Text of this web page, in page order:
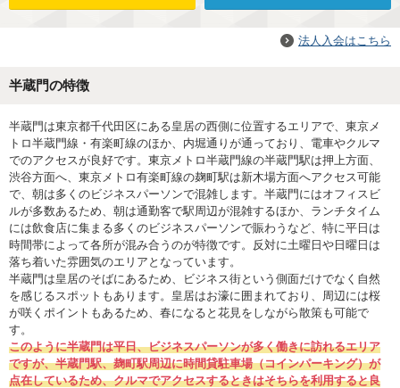
法人入会はこちら
半蔵門の特徴
半蔵門は東京都千代田区にある皇居の西側に位置するエリアで、東京メ
トロ半蔵門線・有楽町線のほか、内堀通りが通っており、電車やクルマ
でのアクセスが良好です。東京メトロ半蔵門線の半蔵門駅は押上方面、
渋谷方面へ、東京メトロ有楽町線の麹町駅は新木場方面へアクセス可能
で、朝は多くのビジネスパーソンで混雑します。半蔵門にはオフィスビ
ルが多数あるため、朝は通勤客で駅周辺が混雑するほか、ランチタイム
には飲食店に集まる多くのビジネスパーソンで賑わうなど、特に平日は
時間帯によって各所が混み合うのが特徴です。反対に土曜日や日曜日は
落ち着いた雰囲気のエリアとなっています。
半蔵門は皇居のそばにあるため、ビジネス街という側面だけでなく自然
を感じるスポットもあります。皇居はお濠に囲まれており、周辺には桜
が咲くポイントもあるため、春になると花見をしながら散策も可能で
す。
このように半蔵門は平日、ビジネスパーソンが多く働きに訪れるエリア
ですが、半蔵門駅、麹町駅周辺に時間貸駐車場（コインパーキング）が
点在しているため、クルマでアクセスするときはそちらを利用すると良